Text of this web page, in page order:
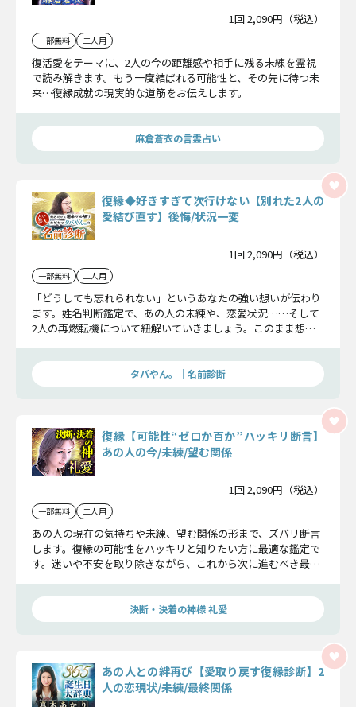
1回 2,090円（税込）
一部無料 二人用
復活愛をテーマに、2人の今の距離感や相手に残る未練を霊視
で読み解きます。もう一度結ばれる可能性と、その先に待つ未
来…復縁成就の現実的な道筋をお伝えします。
麻倉蒼衣の言霊占い
復縁◆好きすぎて次行けない【別れた2人の
愛結び直す】後悔/状況一変
1回 2,090円（税込）
一部無料 二人用
「どうしても忘れられない」というあなたの強い想いが伝わり
ます。姓名判断鑑定で、あの人の未練や、恋愛状況……そして
2人の再燃転機について紐解いていきましょう。このまま想い
タバやん。｜名前診断
復縁【可能性“ゼロか百か”ハッキリ断言】
あの人の今/未練/望む関係
1回 2,090円（税込）
一部無料 二人用
あの人の現在の気持ちや未練、望む関係の形まで、ズバリ断言
します。復縁の可能性をハッキリと知りたい方に最適な鑑定で
す。迷いや不安を取り除きながら、これから次に進むべき最善
決断・決着の神様 礼愛
あの人との絆再び【愛取り戻す復縁診断】2
人の恋現状/未練/最終関係